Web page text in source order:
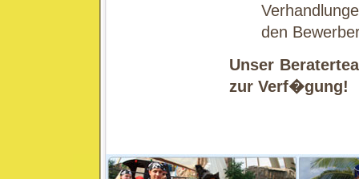
den
Unser
zur Verf�gung!